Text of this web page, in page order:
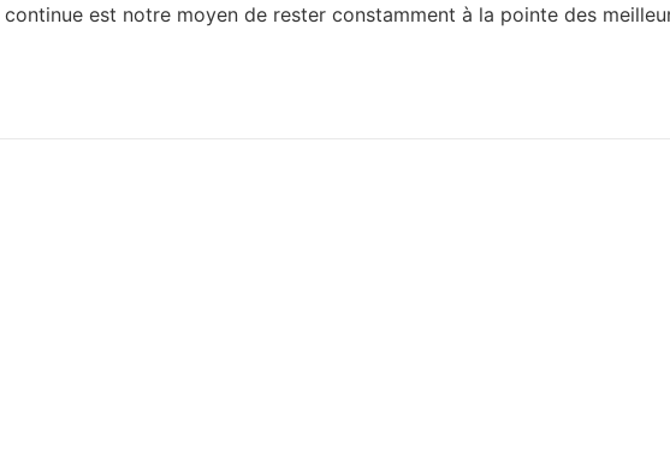
est notre moyen de rester constamment à la pointe des